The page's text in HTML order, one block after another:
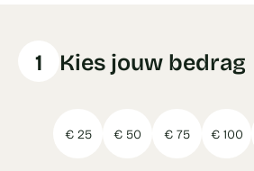
1 Kies jouw bedrag
€ 25 € 50 € 75 € 100